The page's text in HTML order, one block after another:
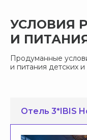
УСЛОВИЯ
И
Продуманные
и питания детских